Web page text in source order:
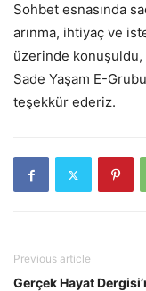
Sohbet esnasında
arınma, ihtiyaç ve
üzerinde konuşuldu,
Sade Yaşam E-
teşekkür ederiz.
Previous article
Gerçek Hayat